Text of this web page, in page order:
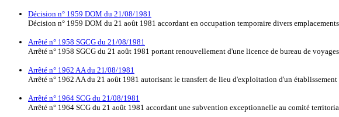
Décision n° 1959 DOM du 21/08/1981
Décision n° 1959 DOM du 21 août 1981 accordant en occupation temporaire divers
Arrêté n° 1958 SGCG du 21/08/1981
Arrêté n° 1958 SGCG du 21 août 1981 portant renouvellement d'une licence de bureau de voyages
Arrêté n° 1962 AA du 21/08/1981
Arrêté n° 1962 AA du 21 août 1981 autorisant le transfert de lieu d'exploitation d'un
Arrêté n° 1964 SCG du 21/08/1981
Arrêté n° 1964 SCG du 21 août 1981 accordant une subvention exceptionnelle au comité